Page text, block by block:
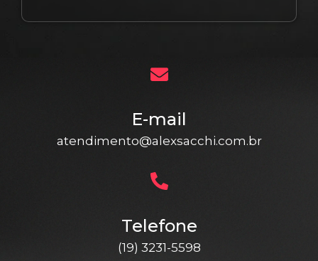
E-mail
atendimento@alexsacchi.com.br
Telefone
(19) 3231-5598